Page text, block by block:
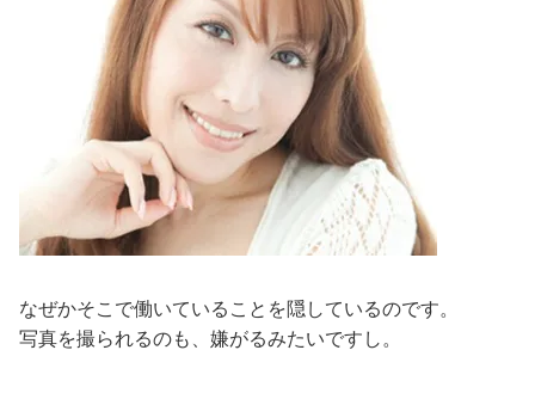
なぜかそこで働いていることを隠しているのです。
写真を撮られるのも、嫌がるみたいですし。